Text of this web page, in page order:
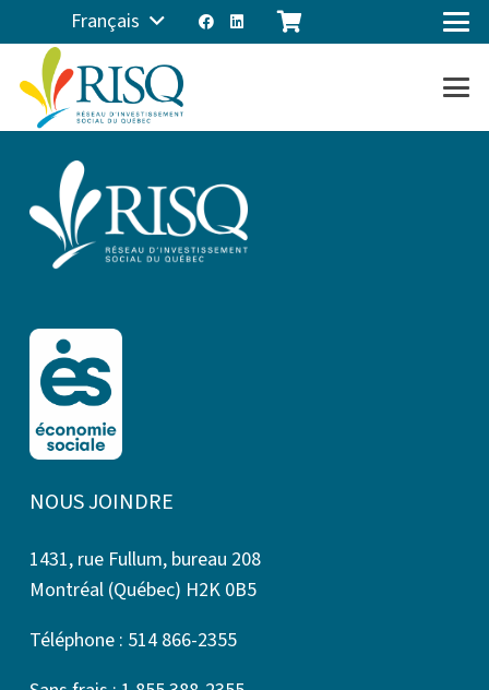
Français
NOUS JOINDRE
1431, rue Fullum, bureau 208
Montréal (Québec) H2K 0B5
Téléphone : 514 866-2355